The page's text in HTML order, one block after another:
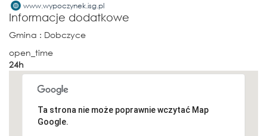
www.wypoczynek.isg.pl
Informacje dodatkowe
Gmina : Dobczyce
open_time
24h
Ta strona nie może poprawnie wczytać Map
Google.